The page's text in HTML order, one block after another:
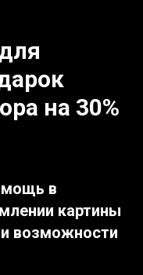
на 30%
в
картины
возможности